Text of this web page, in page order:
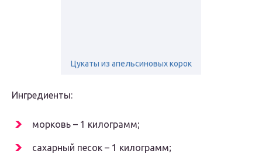
Цукаты из апельсиновых корок
Ингредиенты:
морковь – 1 килограмм;
сахарный песок – 1 килограмм;